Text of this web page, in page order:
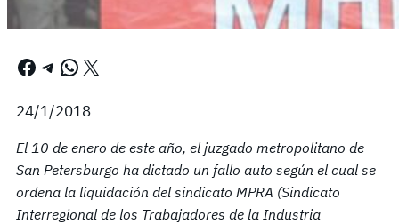
Facebook Telegram WhatsApp X
24/1/2018
El 10 de enero de este año, el juzgado metropolitano de
San Petersburgo ha dictado un fallo auto según el cual se
ordena la liquidación del sindicato MPRA (Sindicato
Interregional de los Trabajadores de la Industria